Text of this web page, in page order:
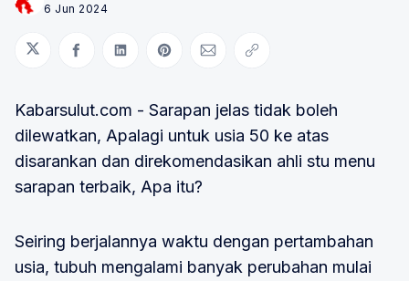
6 Jun 2024
Bagikan di Twitter
Bagikan di Facebook
Bagikan di LinkedIn
Bagikan di Pinterest
Bagikan melalui Email
Salin tautan
Kabarsulut.com - Sarapan jelas tidak boleh
dilewatkan, Apalagi untuk usia 50 ke atas
disarankan dan direkomendasikan ahli stu menu
sarapan terbaik, Apa itu?
Seiring berjalannya waktu dengan pertambahan
usia, tubuh mengalami banyak perubahan mulai